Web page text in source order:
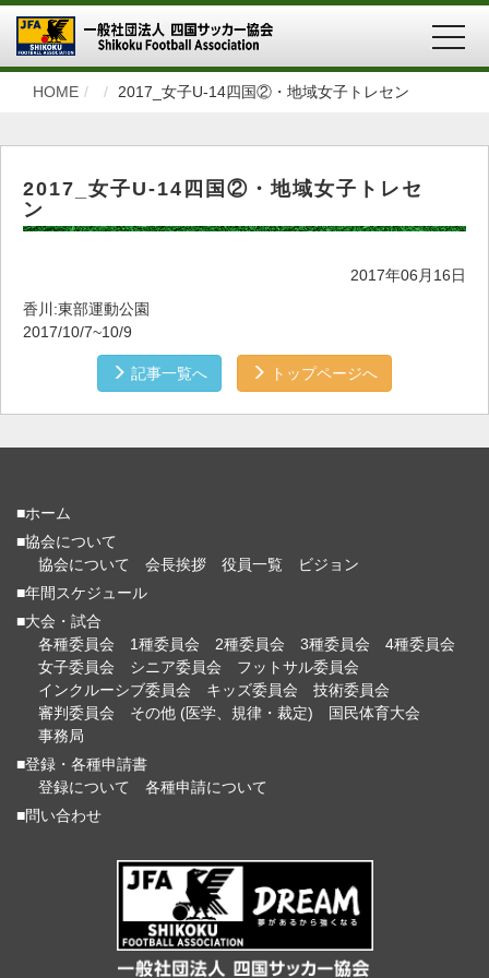
HOME 2017_女子U-14四国②・地域女子トレセン
2017_女子U-14四国②・地域女子トレセ
ン
2017年06月16日
香川:東部運動公園
2017/10/7~10/9
記事一覧へ トップページへ
■ホーム
■協会について
協会について
会長挨拶 役員一覧
ビジョン
■年間スケジュール
■大会・試合
各種委員会
1種委員会 2種委員会 3種委員会
4種委員会
女子委員会
シニア委員会
フットサル委員会
インクルーシブ委員会
キッズ委員会
技術委員会
審判委員会
その他 (医学、規律・裁定)
国民体育大会
事務局
■登録・各種申請書
登録について
各種申請について
■問い合わせ